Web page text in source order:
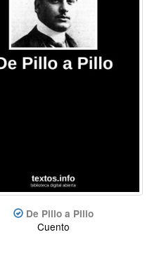
De Pillo a Pillo
Cuento